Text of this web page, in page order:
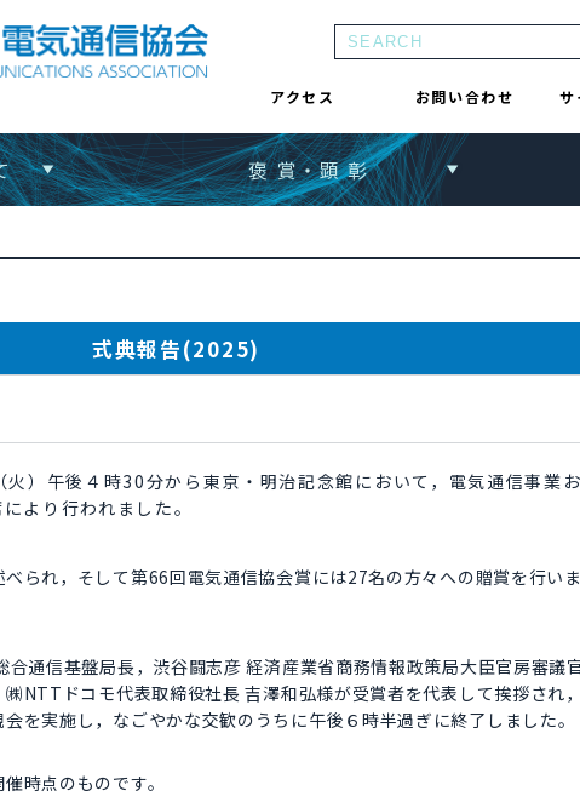
アクセス お問い合わせ サ
褒 賞・顕 彰
式典報告(2025)
）午後４時30分から東京・明治記念館において，電気通信事業
より行われました。
られ，そして第66回電気通信協会賞には27名の方々への贈賞を行い
合通信基盤局長，渋谷闘志彦 経済産業省商務情報政策局大臣官房審議
NTTドコモ代表取締役社長 吉澤和弘様が受賞者を代表して挨拶され
を実施し，なごやかな交歓のうちに午後６時半過ぎに終了しました。
時点のものです。